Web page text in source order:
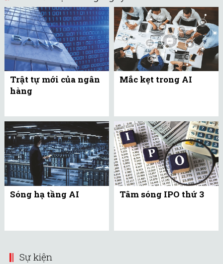
Trật tự mới của ngân
hàng
Mắc kẹt trong AI
Sóng hạ tầng AI Tâm sóng IPO thứ 3
Sự kiện